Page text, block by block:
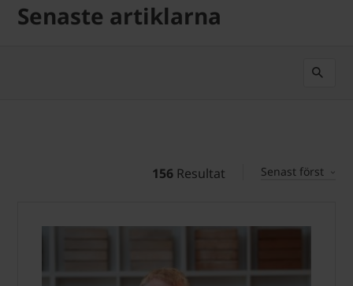
Senaste artiklarna
156 Resultat Senast först